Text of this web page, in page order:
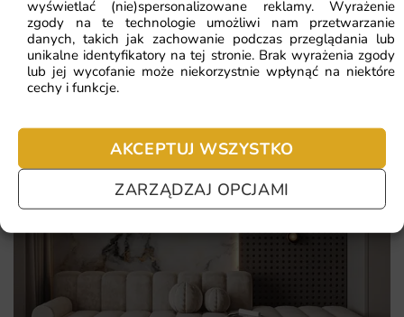
wyświetlać (nie)spersonalizowane reklamy. Wyrażenie
zgody na te technologie umożliwi nam przetwarzanie
danych, takich jak zachowanie podczas przeglądania lub
unikalne identyfikatory na tej stronie. Brak wyrażenia zgody
lub jej wycofanie może niekorzystnie wpłynąć na niektóre
cechy i funkcje.
AKCEPTUJ WSZYSTKO
ZARZĄDZAJ OPCJAMI
druk lateksowy w wysokiej rozdzielczości i odporność na
blaknięcie
łatwy, intuicyjny montaż z wykorzystaniem standardowego